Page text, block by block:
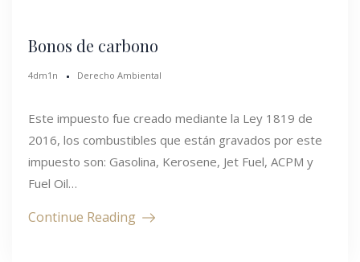
Bonos de carbono
4dm1n Derecho Ambiental
Este impuesto fue creado mediante la Ley 1819 de
2016, los combustibles que están gravados por este
impuesto son: Gasolina, Kerosene, Jet Fuel, ACPM y
Fuel Oil…
Continue Reading